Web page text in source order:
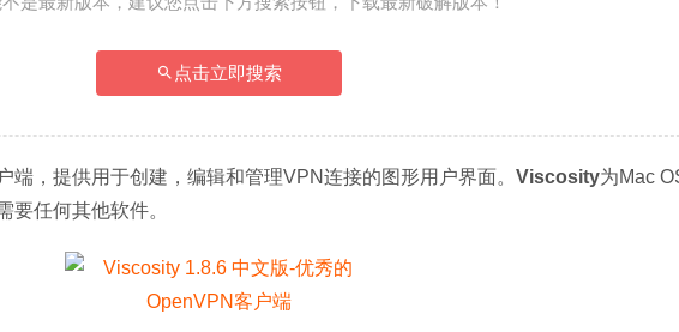
点击立即搜索
，提供用于创建，编辑和管理VPN连接的图形用户界面。 Viscosity为Mac
要任何其他软件。